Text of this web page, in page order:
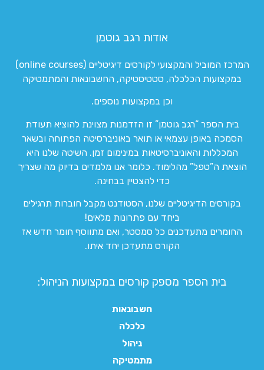
אודות רגב גוטמן
המרכז המוביל והמקצועי לקורסים דיגיטליים (online courses)
במקצועות הכלכלה, סטטיסטיקה, החשבונאות והמתמטיקה
וכן במקצועות נוספים.
בית הספר “רגב גוטמן” זו הזדמנות מצוינת להוציא תעודת
הסמכה באופן עצמאי או תואר באוניברסיטה הפתוחה ובשאר
המכללות והאוניברסיטאות במינימום זמן. השיטה שלנו היא
הוצאת ה”טפל” מהלימוד. כלומר אנו מלמדים בדיוק מה שצריך
כדי להצטיין בבחינה.
בקורסים הדיגיטליים שלנו, הסטודנט מקבל חוברות תרגילים
ביחד עם פתרונות מלאים!
החומרים מתעדכנים כל סמסטר, ואם מתווסף חומר חדש אז
הקורס מתעדכן יחד איתו.
בית הספר מספק קורסים במקצועות הניהול:
חשבונאות
כלכלה
ניהול
מתמטיקה